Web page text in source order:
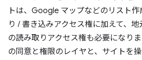
トは、Google マップなどのリスト
り / 書き込みアクセス権に加えて、
の読み取りアクセス権も必要になり
の同意と権限のレイヤと、サイトを